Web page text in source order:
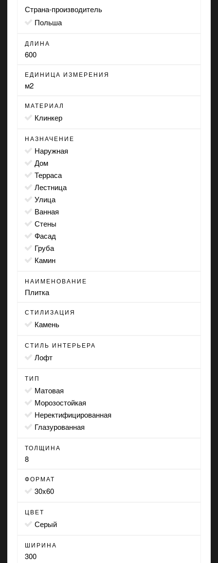
Страна-производитель
Польша
ДЛИНА
600
ЕДИНИЦА ИЗМЕРЕНИЯ
м2
МАТЕРИАЛ
Клинкер
НАЗНАЧЕНИЕ
наружная
дом
терраса
лестница
улица
ванная
стены
фасад
груба
камин
НАИМЕНОВАНИЕ
Плитка
СТИЛИЗАЦИЯ
камень
СТИЛЬ ИНТЕРЬЕРА
лофт
ТИП
матовая
морозостойкая
неректифицированная
глазурованная
ТОЛЩИНА
8
ФОРМАТ
30x60
ЦВЕТ
серый
ШИРИНА
300